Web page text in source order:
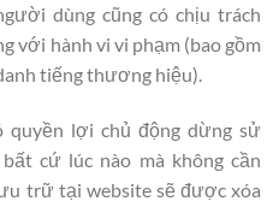
dùng cũng có chịu trách
với hành vi vi phạm (bao gồm
tiếng thương hiệu).
quyền lợi chủ động dừng sử
cứ lúc nào mà không cần
trữ tại website sẽ được xóa